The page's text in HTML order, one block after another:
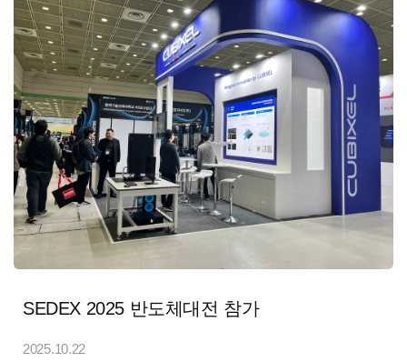
SEDEX 2025 반도체대전 참가
2025.10.22